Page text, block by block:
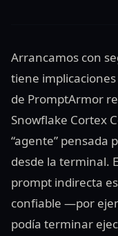
Arrancamos con
tiene
de PromptArmor
Snowflake Cortex
“agente” pensada
desde la terminal.
prompt indirecta
confiable —por
podía terminar